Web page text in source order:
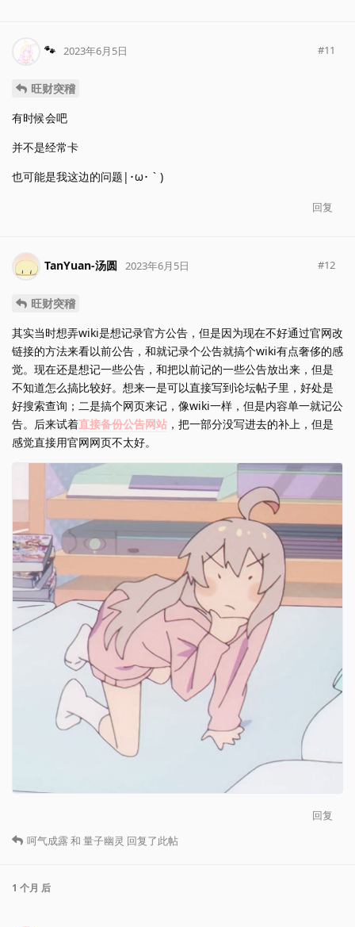
🐾 2023年6月5日 #11
旺财突稽
有时候会吧
并不是经常卡
也可能是我这边的问题|･ω･｀)
回复
TanYuan-汤圆 2023年6月5日 #12
旺财突稽
其实当时想弄wiki是想记录官方公告，但是因为现在不好通过官网改
链接的方法来看以前公告，和就记录个公告就搞个wiki有点奢侈的感
觉。现在还是想记一些公告，和把以前记的一些公告放出来，但是
不知道怎么搞比较好。想来一是可以直接写到论坛帖子里，好处是
好搜索查询；二是搞个网页来记，像wiki一样，但是内容单一就记公
告。后来试着直接备份公告网站 ，把一部分没写进去的补上，但是
感觉直接用官网网页不太好。
回复
呵气成露和 量子幽灵 回复了此帖
1 个月 后